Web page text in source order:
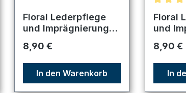
Floral Lederpflege
und Imprägnierung
Regulärer Preis:
8,90 €
In den Warenkorb
Floral
und
8,90 €
In